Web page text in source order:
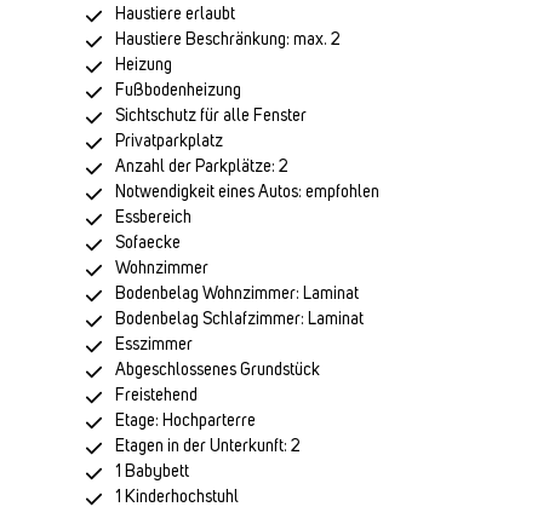
Haustiere erlaubt
Haustiere Beschränkung: max. 2
Heizung
Fußbodenheizung
Sichtschutz für alle Fenster
Privatparkplatz
Anzahl der Parkplätze: 2
Notwendigkeit eines Autos: empfohlen
Essbereich
Sofaecke
Wohnzimmer
Bodenbelag Wohnzimmer: Laminat
Bodenbelag Schlafzimmer: Laminat
Esszimmer
Abgeschlossenes Grundstück
Freistehend
Etage: Hochparterre
Etagen in der Unterkunft: 2
1 Babybett
1 Kinderhochstuhl